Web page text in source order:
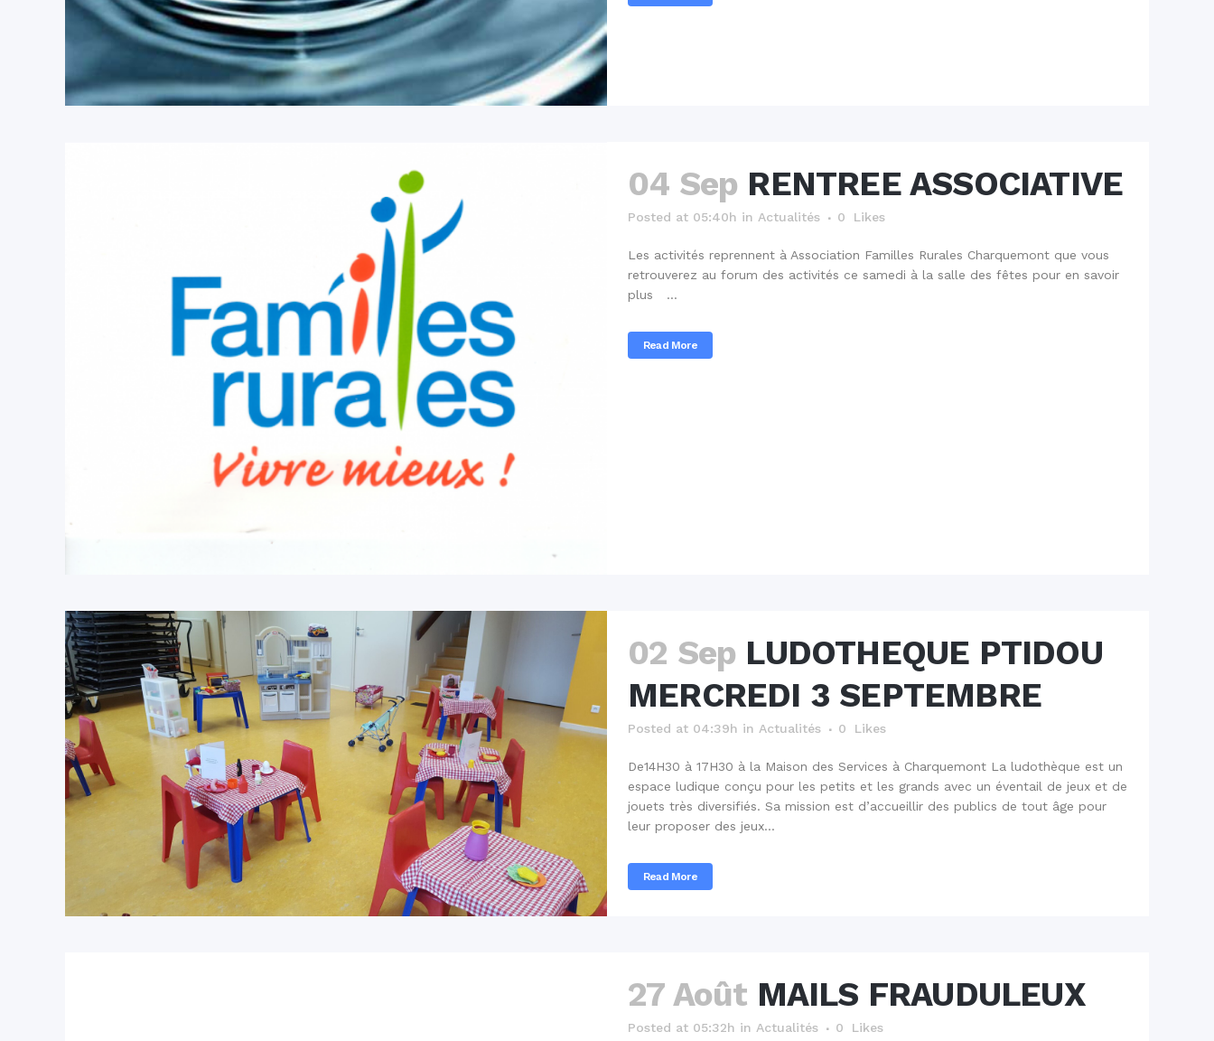
04 Sep RENTREE ASSOCIATIVE
Posted at 05:40h in Actualités 0 Likes
Les activités reprennent à Association Familles Rurales Charquemont que vous
retrouverez au forum des activités ce samedi à la salle des fêtes pour en savoir
plus ...
Read More
02 Sep LUDOTHEQUE PTIDOU
MERCREDI 3 SEPTEMBRE
Posted at 04:39h in Actualités 0 Likes
De14H30 à 17H30 à la Maison des Services à Charquemont La ludothèque est un
espace ludique conçu pour les petits et les grands avec un éventail de jeux et de
jouets très diversifiés. Sa mission est d’accueillir des publics de tout âge pour
leur proposer des jeux...
Read More
27 Août MAILS FRAUDULEUX
Posted at 05:32h in Actualités 0 Likes